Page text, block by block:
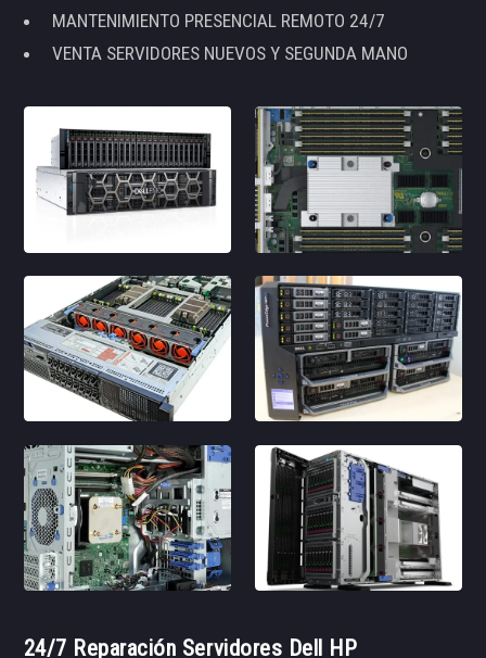
MANTENIMIENTO PRESENCIAL REMOTO 24/7
VENTA SERVIDORES NUEVOS Y SEGUNDA MANO
24/7 Reparación Servidores Dell HP